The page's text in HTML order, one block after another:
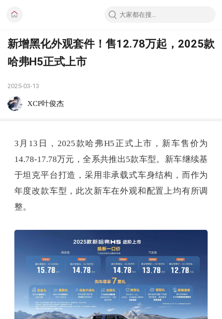
新增黑化外观套件！售12.78万起，2025款
哈弗H5正式上市
2025-03-13
XCP叶俊杰
3月13日，2025款哈弗H5正式上市，新车售价为
14.78-17.78万元，全系共推出5款车型。新车继续基
于坦克平台打造，采用非承载式车身结构，而作为
年度改款车型，此次新车在外观和配置上均有所调
整。